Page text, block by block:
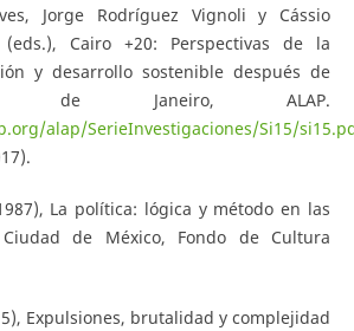
Jorge Rodríguez Vignoli y Cássio
Cairo +20: Perspectivas de la
y desarrollo sostenible después de
de Janeiro, ALAP.
alap/SerieInvestigaciones/Si15/
La política: lógica y método en las
de México, Fondo de Cultura
Expulsiones, brutalidad y complejidad